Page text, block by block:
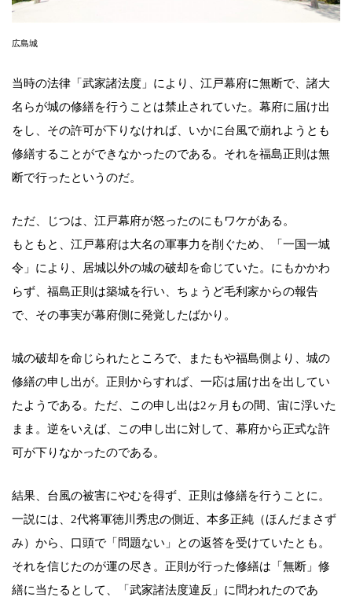
広島城
当時の法律「武家諸法度」により、江戸幕府に無断で、諸大
名らが城の修繕を行うことは禁止されていた。幕府に届け出
をし、その許可が下りなければ、いかに台風で崩れようとも
修繕することができなかったのである。それを福島正則は無
断で行ったというのだ。
ただ、じつは、江戸幕府が怒ったのにもワケがある。
もともと、江戸幕府は大名の軍事力を削ぐため、「一国一城
令」により、居城以外の城の破却を命じていた。にもかかわ
らず、福島正則は築城を行い、ちょうど毛利家からの報告
で、その事実が幕府側に発覚したばかり。
城の破却を命じられたところで、またもや福島側より、城の
修繕の申し出が。正則からすれば、一応は届け出を出してい
たようである。ただ、この申し出は2ヶ月もの間、宙に浮いた
まま。逆をいえば、この申し出に対して、幕府から正式な許
可が下りなかったのである。
結果、台風の被害にやむを得ず、正則は修繕を行うことに。
一説には、2代将軍徳川秀忠の側近、本多正純（ほんだまさず
み）から、口頭で「問題ない」との返答を受けていたとも。
それを信じたのが運の尽き。正則が行った修繕は「無断」修
繕に当たるとして、「武家諸法度違反」に問われたのであ